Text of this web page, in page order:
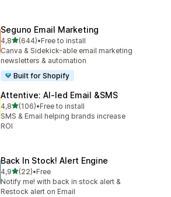
Seguno Email Marketing
4,8stelle su 5
(644)
644 recensioni totali
•Free to install
Canva & Sidekick-able email marketing
newsletters & automation
Built for Shopify
Attentive: AI‑led Email &SMS
4,8stelle su 5
(106)
106 recensioni totali
•Free to install
SMS & Email helping brands increase
ROI
Back In Stock! Alert Engine
4,9stelle su 5
(22)
22 recensioni totali
•Free
Notify me! with back in stock alert &
Restock alert on Email